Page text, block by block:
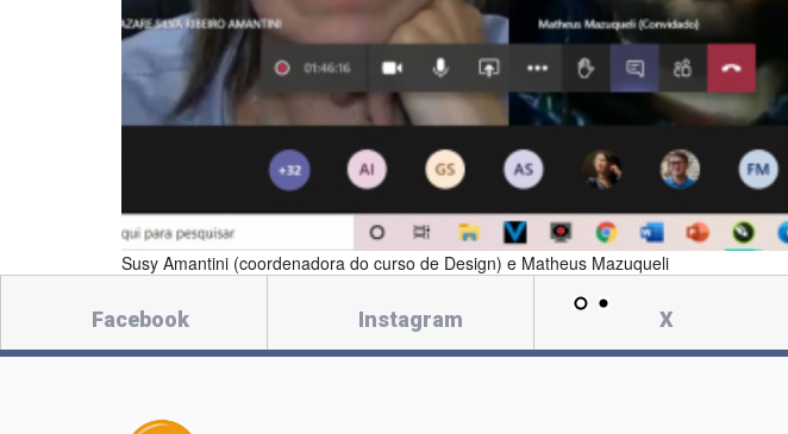
Susy Amantini (coordenadora do curso de Design) e Matheus Mazuqueli
Facebook Instagram X